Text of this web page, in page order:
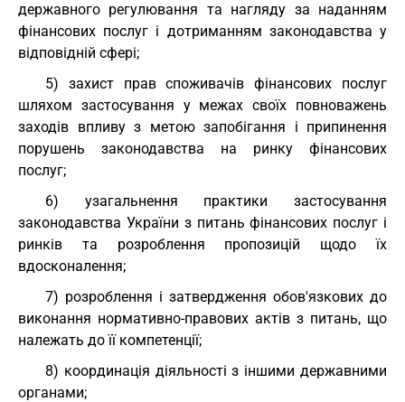
державного регулювання та нагляду за наданням
фінансових послуг і дотриманням законодавства у
відповідній сфері;
5) захист прав споживачів фінансових послуг
шляхом застосування у межах своїх повноважень
заходів впливу з метою запобігання і припинення
порушень законодавства на ринку фінансових
послуг;
6) узагальнення практики застосування
законодавства України з питань фінансових послуг і
ринків та розроблення пропозицій щодо їх
вдосконалення;
7) розроблення і затвердження обов'язкових до
виконання нормативно-правових актів з питань, що
належать до її компетенції;
8) координація діяльності з іншими державними
органами;